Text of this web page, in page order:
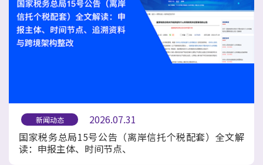
新闻动态
2026.07.31
国家税务总局15号公告（离岸信托个税配套）全文解
读：申报主体、时间节点、